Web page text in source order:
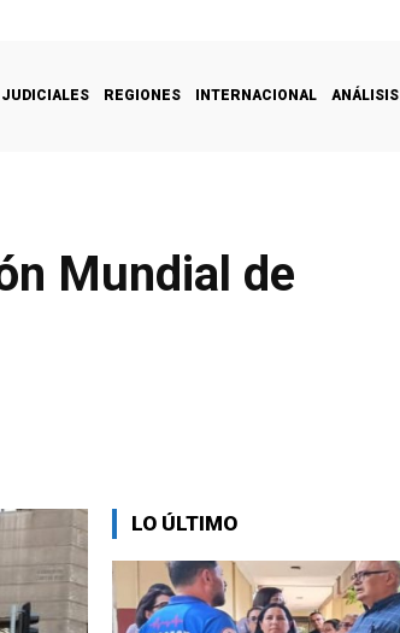
JUDICIALES REGIONES INTERNACIONAL ANÁLISIS
Mundial de
LO ÚLTIMO